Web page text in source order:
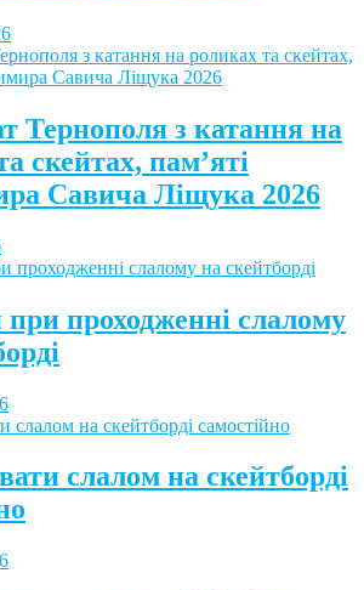
Тернополя з катання на
скейтах, пам’яті
Савича Ліщука 2026
проходженні слалому
слалом на скейтборді